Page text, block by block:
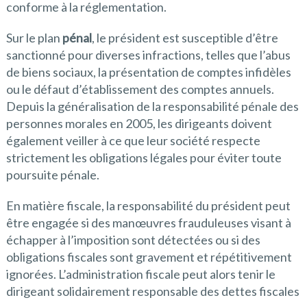
conforme à la réglementation.
Sur le plan pénal, le président est susceptible d’être
sanctionné pour diverses infractions, telles que l’abus
de biens sociaux, la présentation de comptes infidèles
ou le défaut d’établissement des comptes annuels.
Depuis la généralisation de la responsabilité pénale des
personnes morales en 2005, les dirigeants doivent
également veiller à ce que leur société respecte
strictement les obligations légales pour éviter toute
poursuite pénale.
En matière fiscale, la responsabilité du président peut
être engagée si des manœuvres frauduleuses visant à
échapper à l’imposition sont détectées ou si des
obligations fiscales sont gravement et répétitivement
ignorées. L’administration fiscale peut alors tenir le
dirigeant solidairement responsable des dettes fiscales